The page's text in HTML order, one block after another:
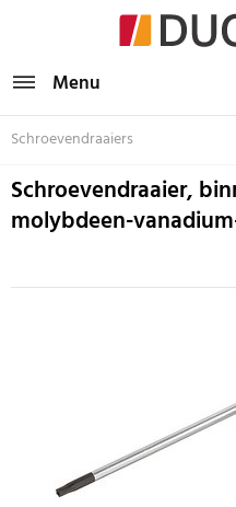
Menu
Schroevendraaiers
Schroevendraaier,
molybdeen-